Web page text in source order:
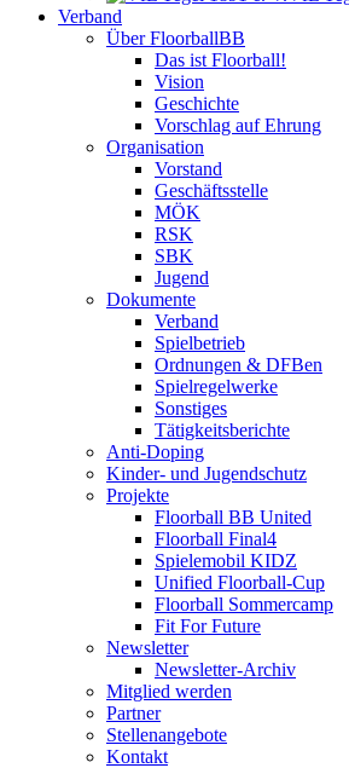
Verband
Über FloorballBB
Das ist Floorball!
Vision
Geschichte
Vorschlag auf Ehrung
Organisation
Vorstand
Geschäftsstelle
MÖK
RSK
SBK
Jugend
Dokumente
Verband
Spielbetrieb
Ordnungen & DFBen
Spielregelwerke
Sonstiges
Tätigkeitsberichte
Anti-Doping
Kinder- und Jugendschutz
Projekte
Floorball BB United
Floorball Final4
Spielemobil KIDZ
Unified Floorball-Cup
Floorball Sommercamp
Fit For Future
Newsletter
Newsletter-Archiv
Mitglied werden
Partner
Stellenangebote
Kontakt